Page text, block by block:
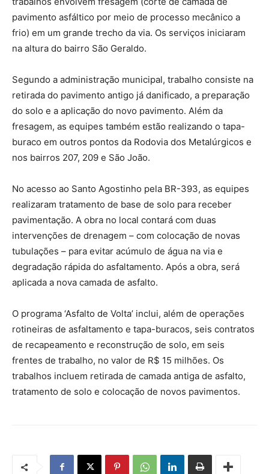
pavimento asfáltico por meio de processo mecânico a
frio) em um grande trecho da via. Os serviços iniciaram
na altura do bairro São Geraldo.
Segundo a administração municipal, trabalho consiste na
retirada do pavimento antigo já danificado, a preparação
do solo e a aplicação do novo pavimento. Além da
fresagem, as equipes também estão realizando o tapa-
buraco em outros pontos da Rodovia dos Metalúrgicos e
nos bairros 207, 209 e São João.
No acesso ao Santo Agostinho pela BR-393, as equipes
realizaram tratamento de base de solo para receber
pavimentação. A obra no local contará com duas
intervenções de drenagem – com colocação de novas
tubulações – para evitar acúmulo de água na via e
degradação rápida do asfaltamento. Após a obra, será
aplicada a nova camada de asfalto.
O programa ‘Asfalto de Volta’ inclui, além de operações
rotineiras de asfaltamento e tapa-buracos, seis contratos
de recapeamento e reconstrução de solo, em seis
frentes de trabalho, no valor de R$ 15 milhões. Os
trabalhos incluem retirada de camada antiga de asfalto,
tratamento de solo e colocação de novos pavimentos.